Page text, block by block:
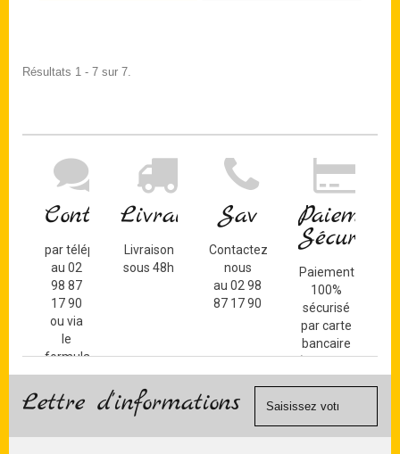
Résultats 1 - 7 sur 7.
Contact
par téléphone
au 02
98 87
17 90
ou via
le
formulaire
de
contact
Livraison
Livraison
sous 48h
Sav
Contactez-
nous
au 02 98
87 17 90
Paiement
Sécurisé
Paiement
100%
sécurisé
par carte
bancaire
(Mastercard,
Visa, ...) et
Lettre d'informations